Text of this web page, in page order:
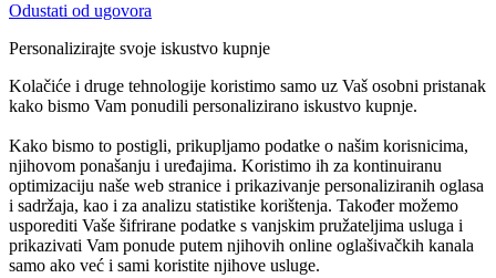
Odustati od ugovora
Personalizirajte svoje iskustvo kupnje
Kolačiće i druge tehnologije koristimo samo uz Vaš osobni pristanak
kako bismo Vam ponudili personalizirano iskustvo kupnje.
Kako bismo to postigli, prikupljamo podatke o našim korisnicima,
njihovom ponašanju i uređajima. Koristimo ih za kontinuiranu
optimizaciju naše web stranice i prikazivanje personaliziranih oglasa
i sadržaja, kao i za analizu statistike korištenja. Također možemo
usporediti Vaše šifrirane podatke s vanjskim pružateljima usluga i
prikazivati Vam ponude putem njihovih online oglašivačkih kanala
samo ako već i sami koristite njihove usluge.